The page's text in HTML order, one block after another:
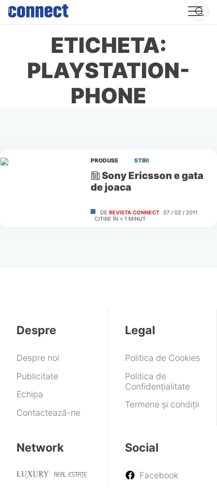
Skip
content
ETICHETA:
PLAYSTATION-
PHONE
PRODUSE STIRI
Sony Ericsson e gata
de joaca
DE REVISTA CONNECT 07 / 02 / 2011
CITIRE ÎN < 1 MINUT
Despre
Despre noi
Publicitate
Echipa
Contactează-ne
Legal
Politica de Cookies
Politica de
Confidențialitate
Termene și condiții
Network Social
Facebook